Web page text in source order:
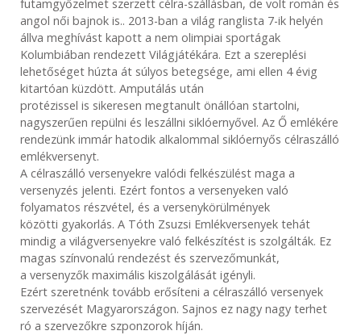
futamgyőzelmet szerzett célra-szállásban, de volt román és
angol női bajnok is.. 2013-ban a világ ranglista 7-ik helyén
állva meghívást kapott a nem olimpiai sportágak
Kolumbiában rendezett Világjátékára. Ezt a szereplési
lehetőséget húzta át súlyos betegsége, ami ellen 4 évig
kitartóan küzdött. Amputálás után
protézissel is sikeresen megtanult önállóan startolni,
nagyszerűen repülni és leszállni siklóernyővel. Az Ő emlékére
rendezünk immár hatodik alkalommal siklóernyős célraszálló
emlékversenyt.
A célraszálló versenyekre valódi felkészülést maga a
versenyzés jelenti. Ezért fontos a versenyeken való
folyamatos részvétel, és a versenykörülmények
közötti gyakorlás. A Tóth Zsuzsi Emlékversenyek tehát
mindig a világversenyekre való felkészítést is szolgálták. Ez
magas színvonalú rendezést és szervezőmunkát,
a versenyzők maximális kiszolgálását igényli.
Ezért szeretnénk tovább erősíteni a célraszálló versenyek
szervezését Magyarországon. Sajnos ez nagy nagy terhet
ró a szervezőkre szponzorok híján.